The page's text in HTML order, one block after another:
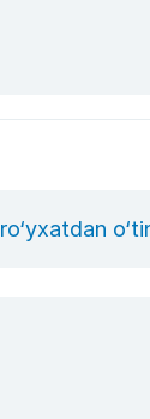
ro‘yxatdan